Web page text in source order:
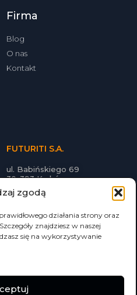
zgodą
działania strony oraz
znajdziesz w naszej
się na wykorzystywanie
Firma
Blog
O nas
Kontakt
FUTURITI S.A.
ul. Babińskiego 69
30-393 Kraków
futuriti.pl